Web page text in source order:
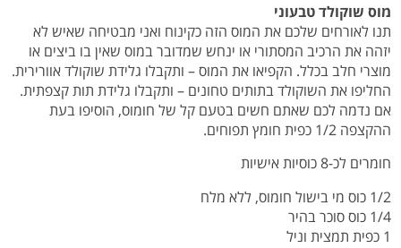
מוס שוקולד טבעוני
תנו לאורחים שלכם את המוס הזה כקינוח ואני מבטיחה שאיש לא
יזהה את הרכיב המסתורי או ינחש שמדובר במוס שאין בו ביצים או
מוצרי חלב בכלל. הקפיאו את המוס – ותקבלו גלידת שוקולד אוורירית.
החליפו את השוקולד בתותים טחונים – ותקבלו גלידת תות קצפתית.
אם נדמה לכם שאתם חשים בטעם קל של חומוס, הוסיפו בעת
ההקצפה 1/2 כפית חומץ תפוחים.
חומרים לכ-8 כוסיות אישיות
1/2 כוס מי בישול חומוס, ללא מלח
1/4 כוס סוכר בהיר
1 כפית תמצית וניל